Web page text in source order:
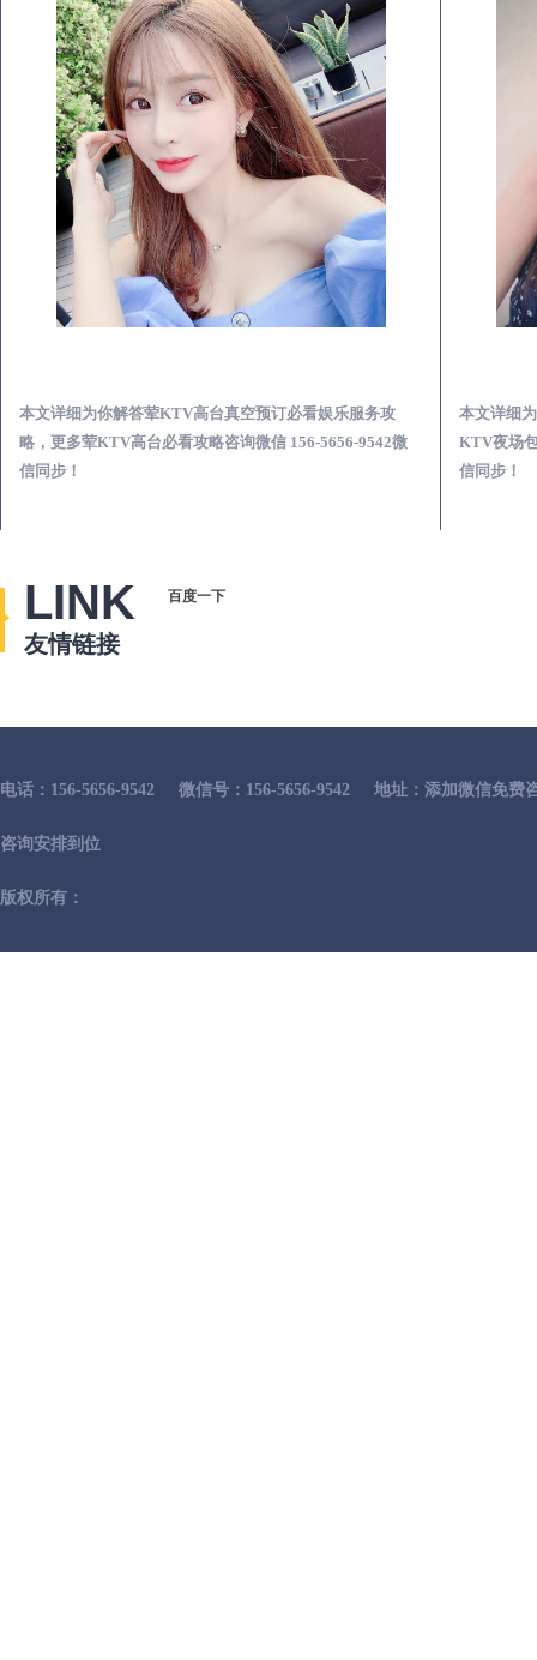
务攻
9542微
本文详细为你解答荤KTV各种暗语的意思，更多关于真空
KTV夜场包含什么服务免费咨询免费咨询156-5656-9542微
LINK
友情链接
百度一下
电话：156-5656-9542 微信号：156-5656-9542 地址：添加微信免费
咨询安排到位
版权所有：